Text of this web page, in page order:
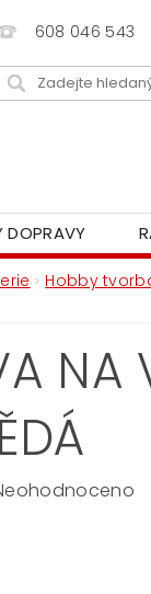
608 046 543
DOPRAVY
Hobby
NA